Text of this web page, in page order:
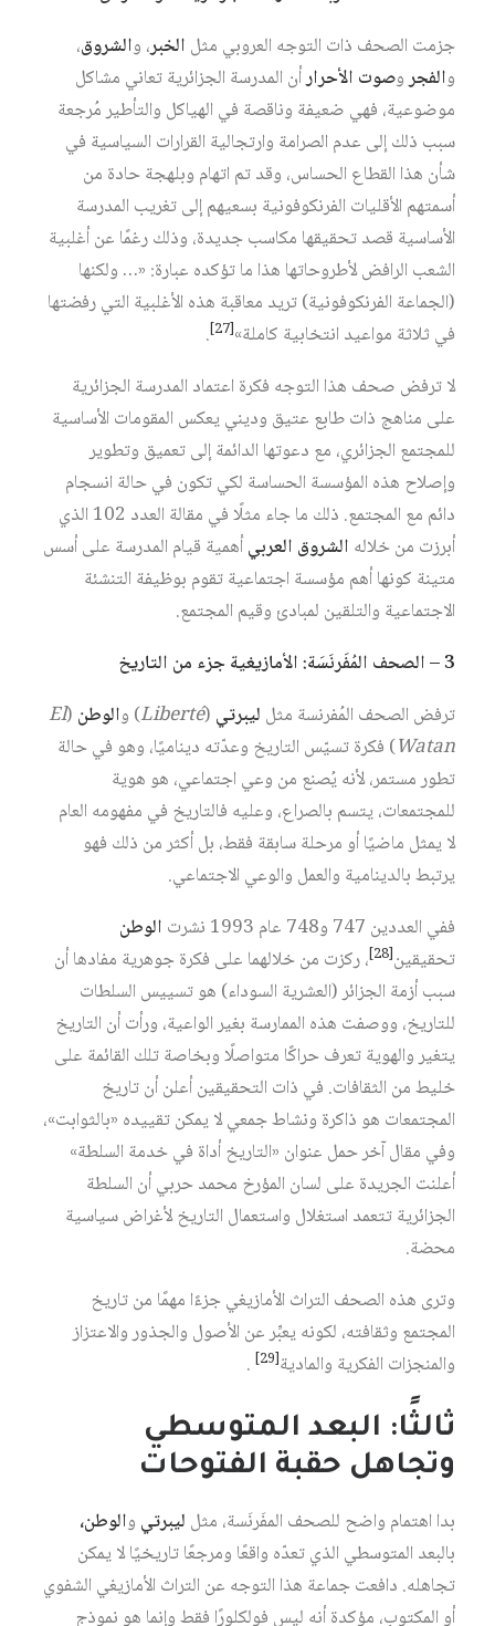
جزمت الصحف ذات التوجه العروبي مثل الخبر، والشروق،
والفجروصوت الأحرارأن المدرسة الجزائرية تعاني مشاكل
موضوعية، فهي ضعيفة وناقصة في الهياكل والتأطير مُرجعة
سبب ذلك إلى عدم الصرامة وارتجالية القرارات السياسية في
شأن هذا القطاع الحساس، وقد تم اتهام وبلهجة حادة من
أسمتهم الأقليات الفرنكوفونية بسعيهم إلى تغريب المدرسة
الأساسية قصد تحقيقها مكاسب جديدة، وذلك رغمًا عن أغلبية
الشعب الرافض لأطروحاتها هذا ما تؤكده عبارة: «… ولكنها
(الجماعة الفرنكوفونية) تريد معاقبة هذه الأغلبية التي رفضتها
في ثلاثة مواعيد انتخابية كاملة»‏[27]
.
لا ترفض صحف هذا التوجه فكرة اعتماد المدرسة الجزائرية
على مناهج ذات طابع عتيق وديني يعكس المقومات الأساسية
للمجتمع الجزائري، مع دعوتها الدائمة إلى تعميق وتطوير
وإصلاح هذه المؤسسة الحساسة لكي تكون في حالة انسجام
دائم مع المجتمع. ذلك ما جاء مثلًا في مقالة العدد 102 الذي
أبرزت من خلاله الشروق العربيأهمية قيام المدرسة على أسس
متينة كونها أهم مؤسسة اجتماعية تقوم بوظيفة التنشئة
الاجتماعية والتلقين لمبادئ وقيم المجتمع.
3 – الصحف المُفَرنَسَة: الأمازيغية جزء من التاريخ
ترفض الصحف المُفرنسة مثل ليبرتي (
Liberté) والوطن (
El
Watan) فكرة تسيّس التاريخ وعدّته ديناميًا، وهو في حالة
تطور مستمر، لأنه يُصنع من وعي اجتماعي، هو هوية
للمجتمعات، يتسم بالصراع، وعليه فالتاريخ في مفهومه العام
لا يمثل ماضيًا أو مرحلة سابقة فقط، بل أكثر من ذلك فهو
يرتبط بالدينامية والعمل والوعي الاجتماعي.
ففي العددين 747 و748 عام 1993 نشرت
الوطن
تحقيقين‏[28]
، ركزت من خلالهما على فكرة جوهرية مفادها أن
سبب أزمة الجزائر (العشرية السوداء) هو تسييس السلطات
للتاريخ، ووصفت هذه الممارسة بغير الواعية، ورأت أن التاريخ
يتغير والهوية تعرف حراكًا متواصلًا وبخاصة تلك القائمة على
خليط من الثقافات. في ذات التحقيقين أعلن أن تاريخ
المجتمعات هو ذاكرة ونشاط جمعي لا يمكن تقييده «بالثوابت»،
وفي مقال آخر حمل عنوان «التاريخ أداة في خدمة السلطة»
أعلنت الجريدة على لسان المؤرخ محمد حربي أن السلطة
الجزائرية تتعمد استغلال واستعمال التاريخ لأغراض سياسية
محضة.
وترى هذه الصحف التراث الأمازيغي جزءًا مهمًا من تاريخ
المجتمع وثقافته، لكونه يعبِّر عن الأصول والجذور والاعتزاز
والمنجزات الفكرية والمادية‏[29]
.
ثالثًا: البعد المتوسطي
وتجاهل حقبة الفتوحات
بدا اهتمام واضح للصحف المفَرنَسة، مثل ليبرتي والوطن،
بالبعد المتوسطي الذي تعدّه واقعًا ومرجعًا تاريخيًا لا يمكن
تجاهله. دافعت جماعة هذا التوجه عن التراث الأمازيغي الشفوي
أو المكتوب، مؤكدة أنه ليس فولكلورًا فقط وإنما هو نموذج